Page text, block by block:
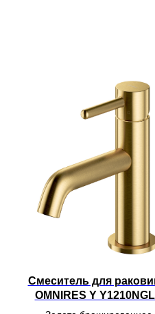
Смеситель для
OMNIRES Y